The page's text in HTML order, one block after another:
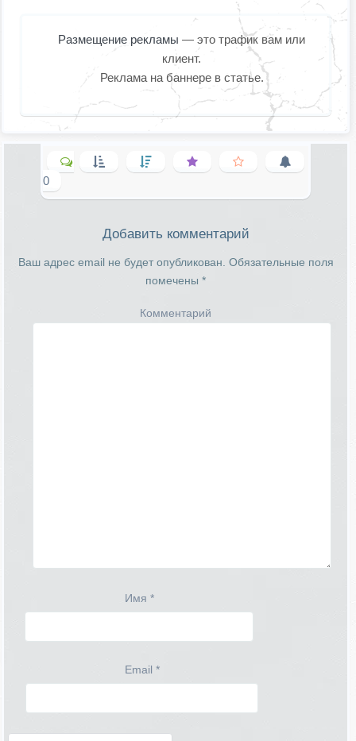
Размещение рекламы — это трафик вам или
клиент.
Реклама на баннере в статье.
0
Добавить комментарий
Ваш адрес email не будет опубликован. Обязательные поля
помечены *
Комментарий
Имя *
Email *